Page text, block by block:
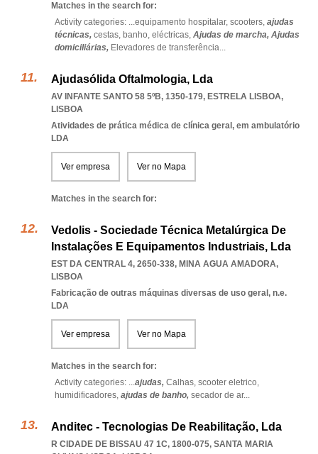
Matches in the search for:
Activity categories: ...equipamento hospitalar, scooters, ajudas
técnicas, cestas, banho, eléctricas, Ajudas de marcha, Ajudas
domiciliárias, Elevadores de transferência...
Ajudasólida Oftalmologia, Lda
AV INFANTE SANTO 58 5ºB, 1350-179, ESTRELA LISBOA,
LISBOA
Atividades de prática médica de clínica geral, em ambulatório
LDA
Ver empresa Ver no Mapa
Matches in the search for:
Vedolis - Sociedade Técnica Metalúrgica De
Instalações E Equipamentos Industriais, Lda
EST DA CENTRAL 4, 2650-338, MINA AGUA AMADORA,
LISBOA
Fabricação de outras máquinas diversas de uso geral, n.e.
LDA
Ver empresa Ver no Mapa
Matches in the search for:
Activity categories: ...ajudas, Calhas, scooter eletrico,
humidificadores, ajudas de banho, secador de ar...
Anditec - Tecnologias De Reabilitação, Lda
R CIDADE DE BISSAU 47 1C, 1800-075, SANTA MARIA